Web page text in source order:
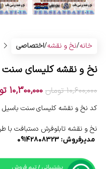
خانه نخ و نقشه اختصاصی
نخ و نقشه کلیسای
10,600,000 تومان 10,300,000
کد نخ و نقشه کلیسای سنت
نخ و نقشه تابلوفرش دستبافت
مدیرفروش: 09142808323